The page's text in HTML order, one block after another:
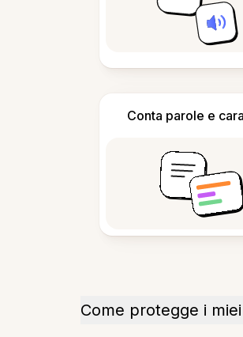
Conta parole e
Come protegge i